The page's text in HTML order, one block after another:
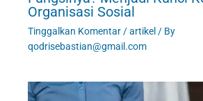
Organisasi Sosial
Tinggalkan Komentar /artikel / By
qodrisebastian@gmail.com